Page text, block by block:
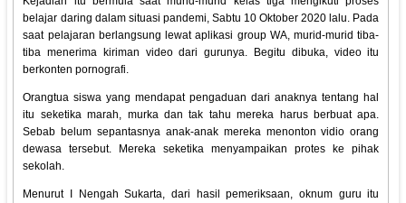
belajar daring dalam situasi pandemi, Sabtu 10 Oktober 2020 lalu. Pada
saat pelajaran berlangsung lewat aplikasi group WA, murid-murid tiba-
tiba menerima kiriman video dari gurunya. Begitu dibuka, video itu
berkonten pornografi.
Orangtua siswa yang mendapat pengaduan dari anaknya tentang hal
itu seketika marah, murka dan tak tahu mereka harus berbuat apa.
Sebab belum sepantasnya anak-anak mereka menonton vidio orang
dewasa tersebut. Mereka seketika menyampaikan protes ke pihak
sekolah.
Menurut I Nengah Sukarta, dari hasil pemeriksaan, oknum guru itu